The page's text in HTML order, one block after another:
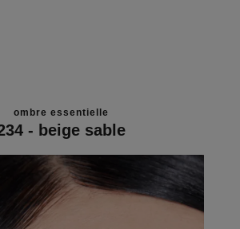
ombre essentielle
- beige sable